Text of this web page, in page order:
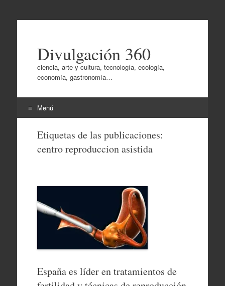
Divulgación 360
ciencia, arte y cultura, tecnología, ecología,
economía, gastronomía…
Menú
contenido
Etiquetas de las publicaciones:
centro reproduccion asistida
España es líder en tratamientos de